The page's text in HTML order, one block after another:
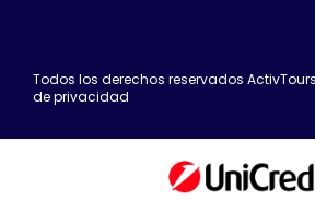
Todos los derechos reservados
de privacidad